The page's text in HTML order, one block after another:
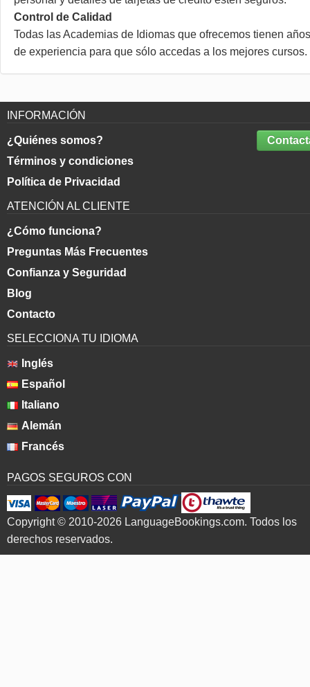
Control de Calidad
Todas las Academias de Idiomas que ofrecemos tienen años
de experiencia para que sólo accedas a los mejores cursos.
INFORMACIÓN
¿Quiénes somos?
Términos y condiciones
Política de Privacidad
ATENCIÓN AL CLIENTE
¿Cómo funciona?
Preguntas Más Frecuentes
Confianza y Seguridad
Blog
Contacto
SELECCIONA TU IDIOMA
Inglés
Español
Italiano
Alemán
Francés
PAGOS SEGUROS CON
Copyright © 2010-2026 LanguageBookings.com. Todos los
derechos reservados.